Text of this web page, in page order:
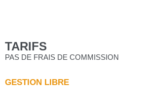
TARIFS
PAS DE FRAIS DE COMMISSION
GESTION LIBRE